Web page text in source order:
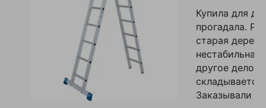
Купила для
прогадала.
старая
другое дело:
Заказывали с